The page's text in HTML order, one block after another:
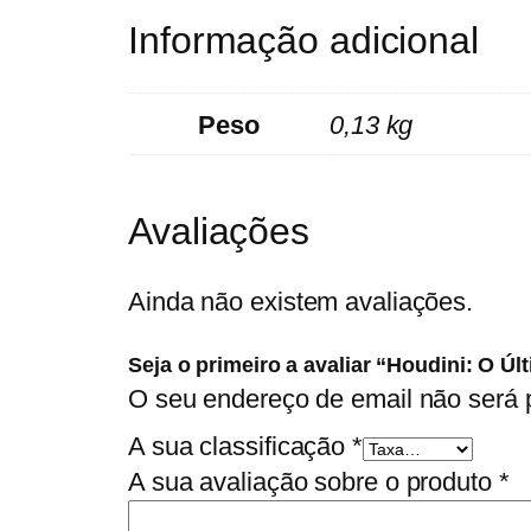
Informação adicional
Peso 0,13 kg
Avaliações
Ainda não existem avaliações.
Seja o primeiro a avaliar “Houdini: O
O seu endereço de email não será
A sua classificação *
A sua avaliação sobre o produto *